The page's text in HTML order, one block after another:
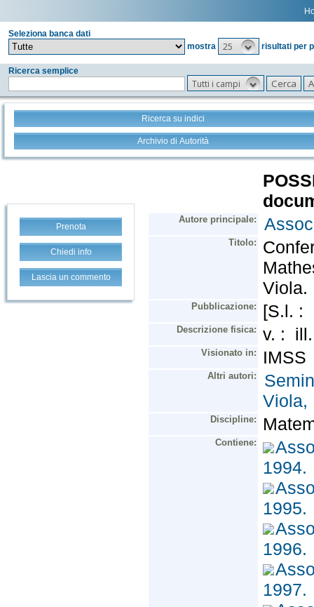
Seleziona banca dati
mostra
25 risultati per
Ricerca semplice
Tutti i campi
Ricerca su indici
Archivio di Autorità
Prenota
Chiedi info
Lascia un commento